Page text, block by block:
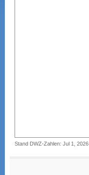
Stand DWZ-Zahlen: Jul 1, 2026